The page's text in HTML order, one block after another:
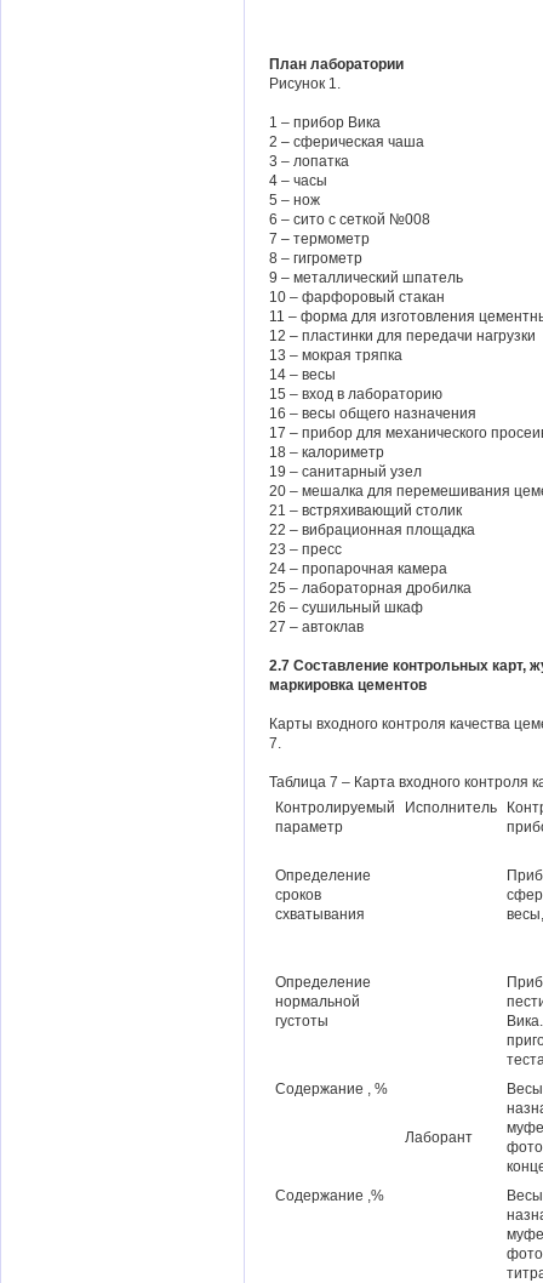
План лаборатории
Рисунок 1.
1 – прибор Вика
2 – сферическая чаша
3 – лопатка
4 – часы
5 – нож
6 – сито с сеткой №008
7 – термометр
8 – гигрометр
9 – металлический шпатель
10 – фарфоровый стакан
11 – форма для изготовления
12 – пластинки для передачи нагрузки
13 – мокрая тряпка
14 – весы
15 – вход в лабораторию
16 – весы общего назначения
17 – прибор для механического
18 – калориметр
19 – санитарный узел
20 – мешалка для перемешивания
21 – встряхивающий столик
22 – вибрационная площадка
23 – пресс
24 – пропарочная камера
25 – лабораторная дробилка
26 – сушильный шкаф
27 – автоклав
2.7 Составление контрольных карт,
маркировка цементов
Карты входного контроля качества
7.
Таблица 7 – Карта входного контроля
Контролируемый
параметр
Исполнитель
Определение
сроков
схватывания
Лаборант
Определение
нормальной
густоты
Содержание , %
Содержание ,%